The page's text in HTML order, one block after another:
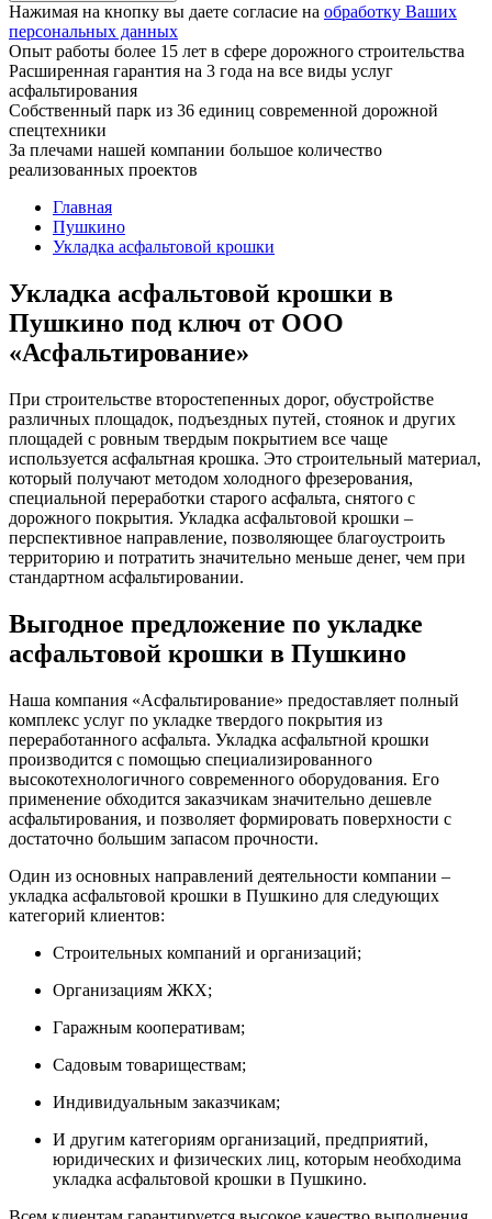
Нажимая на кнопку вы даете согласие на обработку Ваших
персональных данных
Опыт работы более 15 лет в сфере дорожного строительства
Расширенная гарантия на 3 года на все виды услуг
асфальтирования
Собственный парк из 36 единиц современной дорожной
спецтехники
За плечами нашей компании большое количество
реализованных проектов
Главная
Пушкино
Укладка асфальтовой крошки
Укладка асфальтовой крошки в
Пушкино под ключ от ООО
«Асфальтирование»
При строительстве второстепенных дорог, обустройстве
различных площадок, подъездных путей, стоянок и других
площадей с ровным твердым покрытием все чаще
используется асфальтная крошка. Это строительный материал,
который получают методом холодного фрезерования,
специальной переработки старого асфальта, снятого с
дорожного покрытия. Укладка асфальтовой крошки –
перспективное направление, позволяющее благоустроить
территорию и потратить значительно меньше денег, чем при
стандартном асфальтировании.
Выгодное предложение по укладке
асфальтовой крошки в Пушкино
Наша компания «Асфальтирование» предоставляет полный
комплекс услуг по укладке твердого покрытия из
переработанного асфальта. Укладка асфальтной крошки
производится с помощью специализированного
высокотехнологичного современного оборудования. Его
применение обходится заказчикам значительно дешевле
асфальтирования, и позволяет формировать поверхности с
достаточно большим запасом прочности.
Один из основных направлений деятельности компании –
укладка асфальтовой крошки в Пушкино для следующих
категорий клиентов:
Строительных компаний и организаций;
Организациям ЖКХ;
Гаражным кооперативам;
Садовым товариществам;
Индивидуальным заказчикам;
И другим категориям организаций, предприятий,
юридических и физических лиц, которым необходима
укладка асфальтовой крошки в Пушкино.